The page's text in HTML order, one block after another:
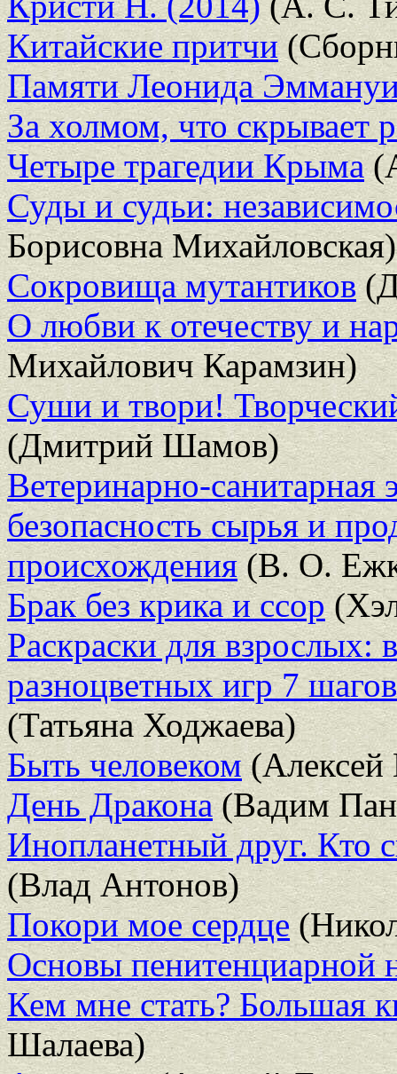
Китайские притчи
Памяти Леонида
За холмом, что скрывает
Четыре трагедии Крыма
Суды и судьи:
Борисовна Михайловская)
Сокровища мутантиков
О любви к отечеству и
Михайлович Карамзин)
Суши и твори!
(Дмитрий Шамов)
Ветеринарно-санитарная
безопасность сырья и
происхождения(В. О.
Брак без крика и ссор
Раскраски для взрослых:
разноцветных игр 7
(Татьяна Ходжаева)
Быть человеком(Алексей
День Дракона(Вадим
Инопланетный друг. Кто
(Влад Антонов)
Покори мое сердце
Основы пенитенциарной
Кем мне стать? Большая
Шалаева)